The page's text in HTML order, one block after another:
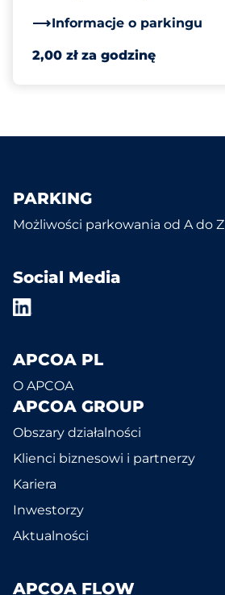
Informacje o parkingu
2,00 zł za godzinę
PARKING
Możliwości parkowania od A do Z
Social Media
APCOA PL
O APCOA
APCOA GROUP
Obszary działalności
Klienci biznesowi i partnerzy
Kariera
Inwestorzy
Aktualności
APCOA FLOW